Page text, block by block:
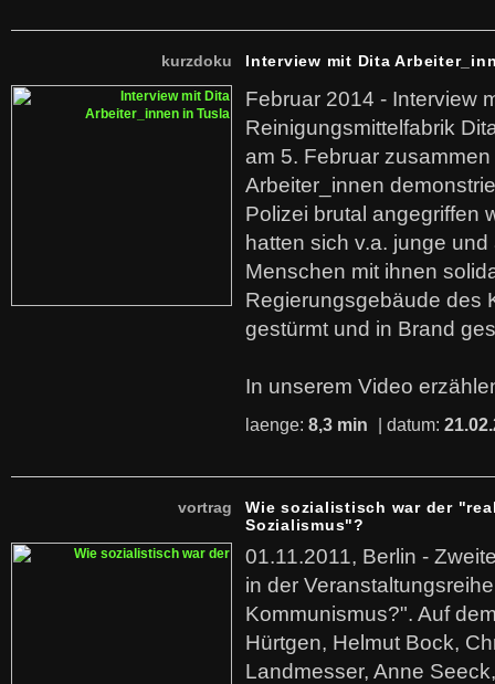
kurzdoku Interview mit Dita
Februar 2014 - Interview
Reinigungsmittelfabrik
am 5. Februar
Arbeiter_innen
Polizei brutal angegriffen
hatten sich v.a. junge
Menschen mit ihnen
Regierungsgebäude des
gestürmt und in Brand
In unserem Video
laenge: 8,3 min | datum:
vortrag
Wie sozialistisch war der
Sozialismus"?
01.11.2011, Berlin -
in der
Kommunismus?". Auf
Hürtgen, Helmut Bock,
Landmesser, Anne